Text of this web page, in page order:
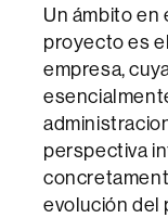
Un ámbito en
proyecto es
empresa,
perspectiva
evolución del